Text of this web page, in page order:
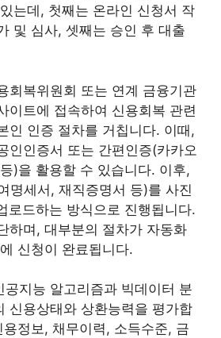
는데, 첫째는 온라인 신청서 작
및 심사, 셋째는 승인 후 대출
회복위원회 또는 연계 금융기관
이트에 접속하여 신용회복 관련
인 인증 절차를 거칩니다. 이때,
인인증서 또는 간편인증(카카오
)을 활용할 수 있습니다. 이후,
명세서, 재직증명서 등)를 사진
로드하는 방식으로 진행됩니다.
하며, 대부분의 절차가 자동화
신청이 완료됩니다.
공지능 알고리즘과 빅데이터 분
신용상태와 상환능력을 평가합
정보, 채무이력, 소득수준, 금